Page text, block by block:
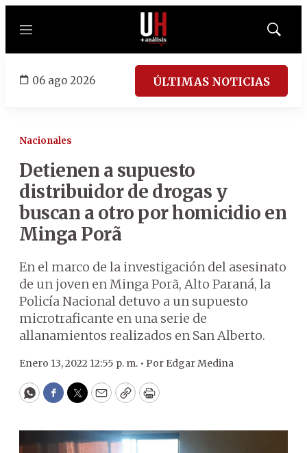
Menú
Mostrar
06 ago 2026 ÚLTIMAS NOTICIAS
Nacionales
Detienen a supuesto
distribuidor de drogas y
buscan a otro por homicidio en
Minga Porã
En el marco de la investigación del asesinato
de un joven en Minga Porã, Alto Paraná, la
Policía Nacional detuvo a un supuesto
microtraficante en una serie de
allanamientos realizados en San Alberto.
Enero 13, 2022 12:55 p. m. • Por Edgar Medina
WhatsApp
Facebook
Twitter
EmailCopyPrint